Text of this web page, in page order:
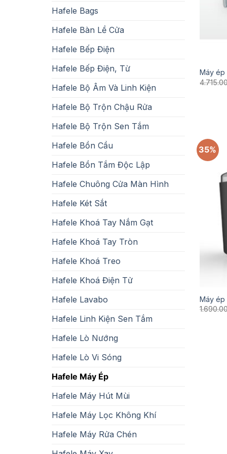
Hafele Bags
Hafele Bàn Lề Cửa
Hafele Bếp Điện
Hafele Bếp Điện, Từ
Hafele Bộ Âm Và Linh Kiện
Hafele Bộ Trộn Chậu Rửa
Hafele Bộ Trộn Sen Tắm
Hafele Bồn Cầu
Hafele Bồn Tắm Độc Lập
Hafele Chuông Cửa Màn Hình
Hafele Két Sắt
Hafele Khoá Tay Nắm Gạt
Hafele Khoá Tay Tròn
Hafele Khoá Treo
Hafele Khoá Điện Tử
Hafele Lavabo
Hafele Linh Kiện Sen Tắm
Hafele Lò Nướng
Hafele Lò Vi Sóng
Hafele Máy Ép
Hafele Máy Hút Mùi
Hafele Máy Lọc Không Khí
Hafele Máy Rửa Chén
Máy ép
35%
Máy ép